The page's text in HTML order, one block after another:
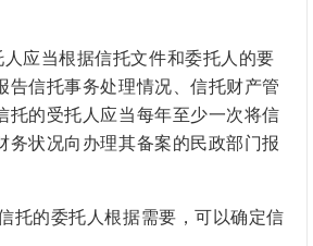
应当根据信托文件和委托人的要
告信托事务处理情况、信托财产管
托的受托人应当每年至少一次将信
务状况向 办理其备案的民政部门报
托的委托人根据需要，可以确定信